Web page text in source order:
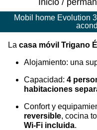
Mobil home Evolution
La casa móvil Trigano
Alojamiento: una
Capacidad: 4
habitaciones
Confort y
reversible, cocina
Wi-Fi incluida.